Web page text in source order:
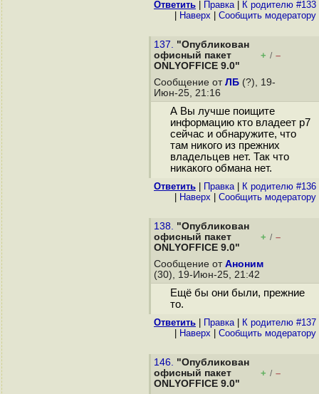
Ответить Правка|
К родителю #133
Наверх Cообщить модератору
137. "Опубликован
офисный пакет
ONLYOFFICE 9.0"
+ / –
Сообщение от ЛБ (?), 19-
Июн-25, 21:16
А Вы лучше поищите
информацию кто владеет р7
сейчас и обнаружите, что
там никого из прежних
владельцев нет. Так что
никакого обмана нет.
Ответить Правка|
К родителю #136
Наверх Cообщить модератору
138. "Опубликован
офисный пакет
ONLYOFFICE 9.0"
+ / –
Сообщение от Аноним
(30), 19-Июн-25, 21:42
Ещё бы они были, прежние
то.
Ответить Правка|
К родителю #137
Наверх Cообщить модератору
146. "Опубликован
офисный пакет
ONLYOFFICE 9.0"
+ / –